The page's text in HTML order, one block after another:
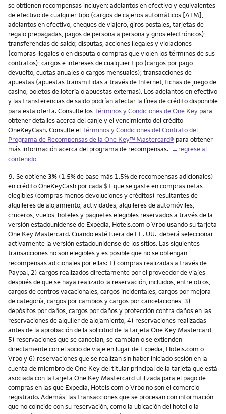
se obtienen recompensas incluyen: adelantos en efectivo y equivalentes
de efectivo de cualquier tipo (cargos de cajeros automáticos [ATM],
adelantos en efectivo, cheques de viajero, giros postales, tarjetas de
regalo prepagadas, pagos de persona a persona y giros electrónicos);
transferencias de saldo; disputas, acciones ilegales y violaciones
(compras ilegales o en disputa o compras que violen los términos de sus
contratos); cargos e intereses de cualquier tipo (cargos por pago
devuelto, cuotas anuales o cargos mensuales); transacciones de
apuestas (apuestas transmitidas a través de Internet, fichas de juego de
casino, boletos de lotería o apuestas externas). Los adelantos en efectivo
y las transferencias de saldo podrían afectar la línea de crédito disponible
para esta oferta. Consulte losTérminos y Condiciones de One Key para
obtener detalles acerca del canje y el vencimiento del crédito
OneKeyCash. Consulte elTérminos y Condiciones del Contrato del
Programa de Recompensas de la One Key™ Mastercard® para obtener
más información acerca del programa de recompensas. ←regrese al
contenido
Nota
9. Se obtiene 3% (1.5% de base más 1.5% de recompensas adicionales)
en crédito OneKeyCash por cada $1 que se gaste en compras netas
elegibles (compras menos devoluciones y créditos) resultantes de
alquileres de alojamiento, actividades, alquileres de automóviles,
cruceros, vuelos, hoteles y paquetes elegibles reservados a través de la
versión estadounidense de Expedia, Hotels.com o Vrbo usando su tarjeta
One Key Mastercard. Cuando esté fuera de EE. UU., deberá seleccionar
activamente la versión estadounidense de los sitios. Las siguientes
transacciones no son elegibles y es posible que no se obtengan
recompensas adicionales por ellas: 1) compras realizadas a través de
Paypal, 2) cargos realizados directamente por el proveedor de viajes
después de que se haya realizado la reservación, incluidos, entre otros,
cargos de centros vacacionales, cargos incidentales, cargos por mejora
de categoría, cargos por cambios y cargos por cancelaciones, 3)
depósitos por daños, cargos por daños y protección contra daños en las
reservaciones de alquiler de alojamiento, 4) reservaciones realizadas
antes de la aprobación de la solicitud de la tarjeta One Key Mastercard,
5) reservaciones que se cancelan, se cambian o se extienden
directamente con el socio de viaje en lugar de Expedia, Hotels.com o
Vrbo y 6) reservaciones que se realizan sin haber iniciado sesión en la
cuenta de miembro de One Key del titular principal de la tarjeta que está
asociada con la tarjeta One Key Mastercard utilizada para el pago de
compras en las que Expedia, Hotels.com o Vrbo no son el comercio
registrado. Además, las transacciones que se procesan con información
que no coincide con su reservación, como la ubicación del hotel o la